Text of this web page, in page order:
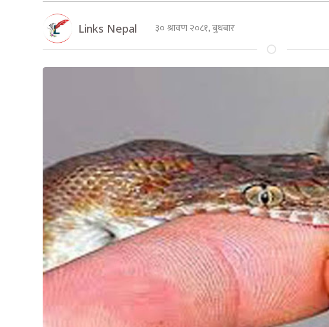
Links Nepal ३० श्रावण २०८१, बुधबार